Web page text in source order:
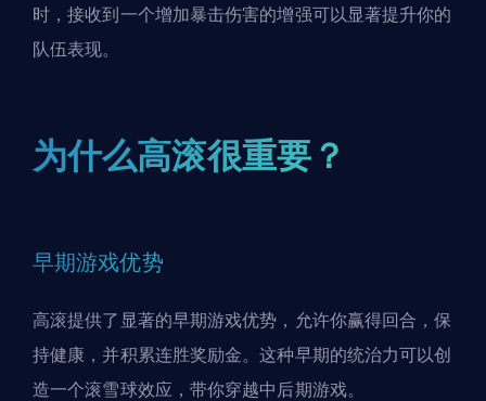
时，接收到一个增加暴击伤害的增强可以显著提升你的
队伍表现。
为什么高滚很重要？
早期游戏优势
高滚提供了显著的早期游戏优势，允许你赢得回合，保
持健康，并积累连胜奖励金。这种早期的统治力可以创
造一个滚雪球效应，带你穿越中后期游戏。